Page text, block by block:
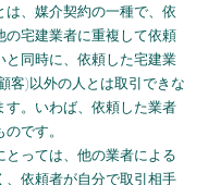
は、媒介契約の一種で、依
の宅建業者に重複して依頼
と同時に、依頼した宅建業
客)以外の人とは取引できな
す。いわば、依頼した業者
です。
とっては、他の業者による
、依頼者が自分で取引相手